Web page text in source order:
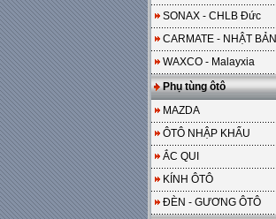
SONAX - CHLB Đức
CARMATE - NHẬT BẢN
WAXCO - Malayxia
Phụ tùng ôtô
MAZDA
ÔTÔ NHẬP KHẨU
ẮC QUI
KÍNH ÔTÔ
ĐÈN - GƯƠNG ÔTÔ